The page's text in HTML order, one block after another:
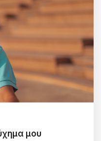
μου